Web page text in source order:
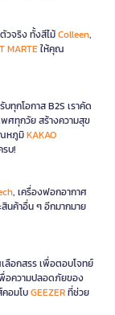
วจริง ทั้งสีไม้Colleen,
MARTEให้คุณ
กโอกาส B2S เราคัด
พศทุกวัย สร้างความสุข
ณหภูมิKAKAO
รบ!
, เครื่องฟอกอากาศ
สินค้าอื่น ๆ อีกมากมาย
อกสรร เพื่อตอบโจทย์
อความปลอดภัยของ
อมโบGEEZERที่ช่วย